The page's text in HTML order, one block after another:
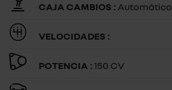
CAJA CAMBIOS : Automático
VELOCIDADES :
POTENCIA : 150 CV